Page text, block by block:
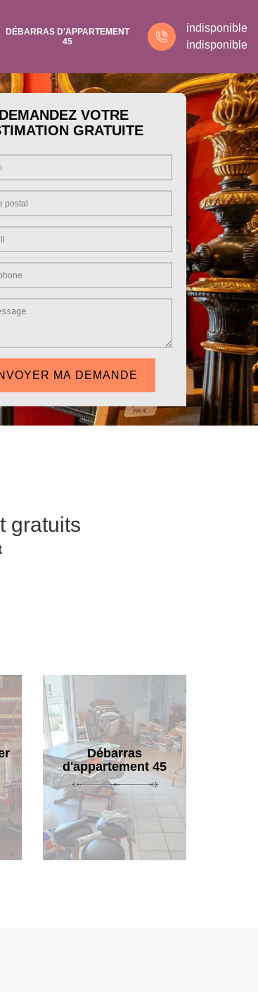
DÉBARRAS D'APPARTEMENT
45
indisponible
indisponible
DEMANDEZ VOTRE
GRATUITE
gratuits
Débarras
d'appartement 45